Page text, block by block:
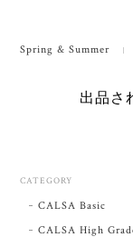
Spring & Summer
出品さ
CATEGORY
CALSA Basic
CALSA High